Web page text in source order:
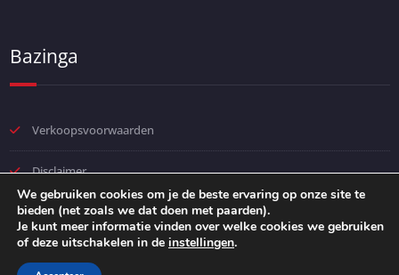
Bazinga
Verkoopsvoorwaarden
Disclaimer
Privacybeleid
We gebruiken cookies om je de beste ervaring op onze site te
bieden (net zoals we dat doen met paarden).
Je kunt meer informatie vinden over welke cookies we gebruiken
of deze uitschakelen in de instellingen.